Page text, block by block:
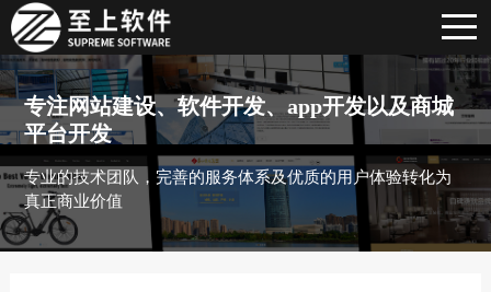
专注网站建设、软件开发、app开发以及商城
平台开发
专业的技术团队，完善的服务体系及优质的用户体验转化为
真正商业价值